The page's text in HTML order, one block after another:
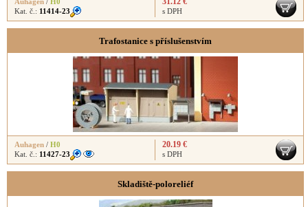
Kat. č.: 11414-23 s DPH
Trafostanice s příslušenstvím
Auhagen / H0
Kat. č.: 11427-23
20.19 €
s DPH
Skladiště-poloreliéf